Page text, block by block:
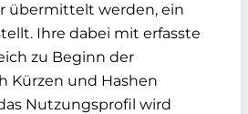
übermittelt werden, ein
Ihre dabei mit erfasste
zu Beginn der
Kürzen und Hashen
Nutzungsprofil wird